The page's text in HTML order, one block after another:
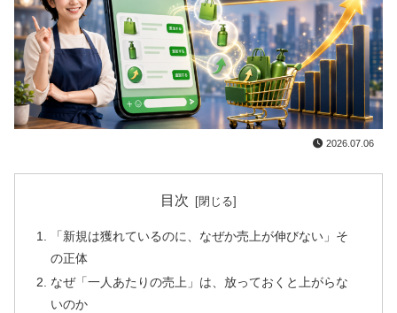
2026.07.06
目次
「新規は獲れているのに、なぜか売上が伸びない」そ
の正体
なぜ「一人あたりの売上」は、放っておくと上がらな
いのか